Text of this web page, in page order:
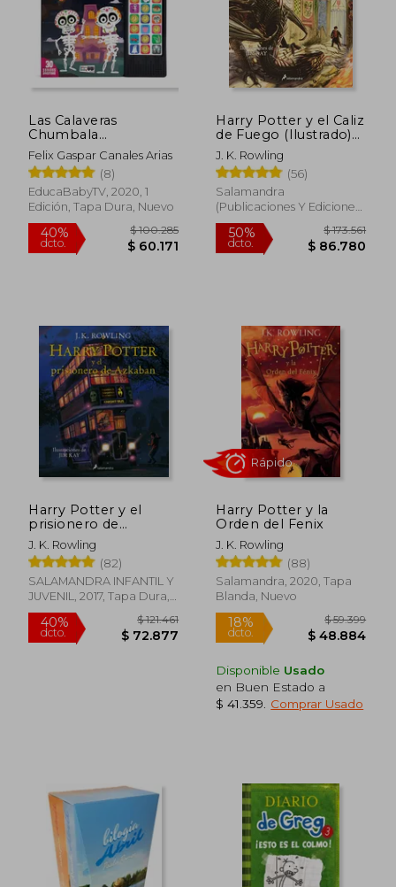
10%
dcto. $ 32.040
50%
dcto.
Las Calaveras
Chumbala
Cachumbala
Felix Gaspar Canales Arias
(8)
EducaBabyTV, 2020, 1
Edición, Tapa Dura, Nuevo
40%
dcto. $ 60.171
Harry Potter y el Caliz
de Fuego (Ilustrado)
(Harry Potter 4)
J. K. Rowling
(56)
Salamandra
(Publicaciones Y Ediciones
Salamandra, S.A.), 2022, 1
Edición, Tapa Dura, Nuevo
50%
dcto. $
Harry Potter y el
prisionero de
Azkaban (Harry
Potter [edición
ilustrada] 3)
J. K. Rowling
(82)
SALAMANDRA INFANTIL Y
JUVENIL, 2017, Tapa Dura,
Nuevo
Harry Potter y la
Orden del Fenix
J. K. Rowling
(88)
Salamandra, 2020, Tapa
Blanda, Nuevo
Rápido
Disponible Usado
en Buen Estado a
$ 41.359
Comprar Usado